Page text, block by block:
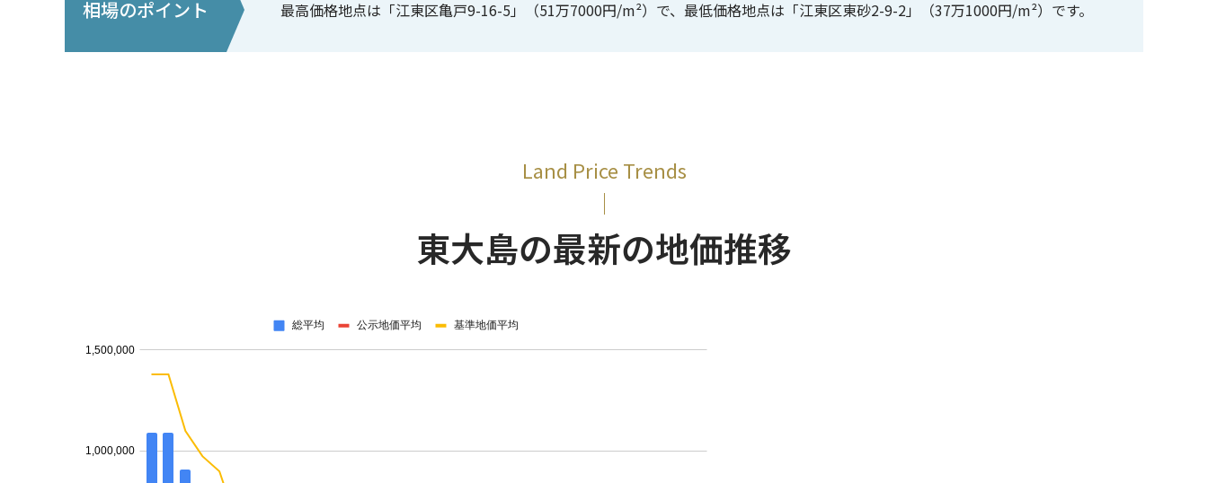
相場のポイント 最高価格地点は「江東区亀戸9-16-5」（51万7000円/m²）で、最低価格地点は「江東区東砂2-9-2」（37万1000円/m²）です。
Land Price Trends
東大島の最新の地価推移